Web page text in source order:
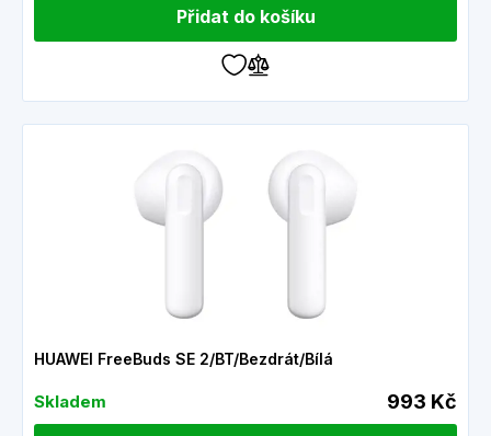
Přidat do košíku
HUAWEI FreeBuds SE 2/BT/Bezdrát/Bílá
Skladem 993 Kč